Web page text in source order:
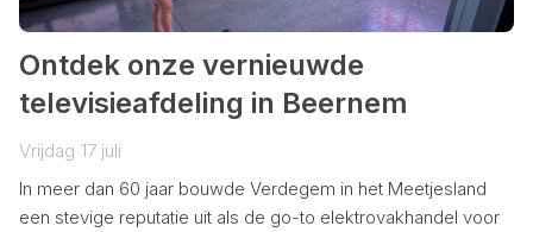
Ontdek onze vernieuwde
televisieafdeling in Beernem
Vrijdag 17 juli
In meer dan 60 jaar bouwde Verdegem in het Meetjesland
een stevige reputatie uit als de go-to elektrovakhandel voor